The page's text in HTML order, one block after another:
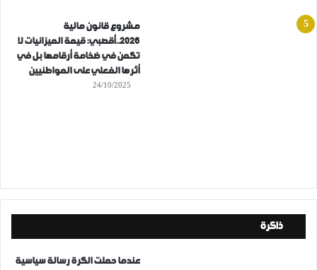
مشروع قانون مالية
2026..أقصبي: قيمة الميزانيات لا
تكمن في ضخامة أرقامها بل في
أثرها الفعلي على المواطنيين
24/10/2025
ذاكرة
عندما حملت الكرة رسالة سياسية